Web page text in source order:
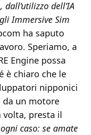
dell’IA
Immersive Sim
ha saputo
Speriamo, a
Engine possa
è chiaro che le
nipponici
un motore
volta, presta il
caso: se amate